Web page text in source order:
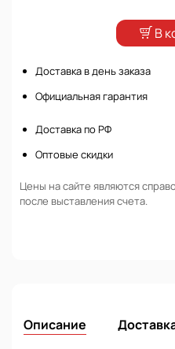
В
Доставка в день заказа
Официальная гарантия
Доставка по РФ
Оптовые скидки
Цены на сайте являются
после выставления счета.
Описание